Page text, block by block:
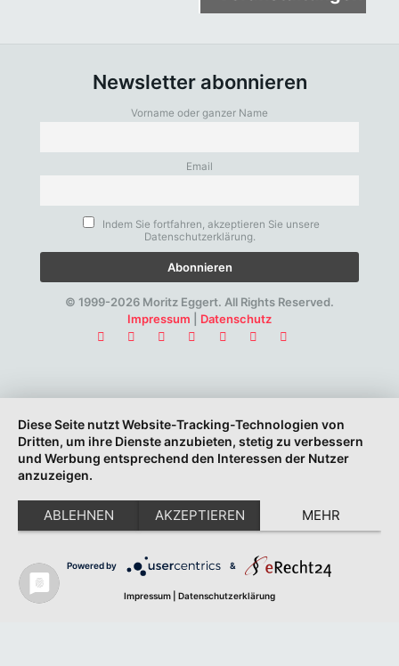
Newsletter abonnieren
Vorname oder ganzer Name
Email
Indem Sie fortfahren, akzeptieren Sie unsere
Datenschutzerklärung.
© 1999-2026 Moritz Eggert. All Rights Reserved.
Impressum
Datenschutz
Diese Seite nutzt Website-Tracking-Technologien von
Dritten, um ihre Dienste anzubieten, stetig zu verbessern
und Werbung entsprechend den Interessen der Nutzer
anzuzeigen.
ABLEHNEN AKZEPTIEREN MEHR
Powered by &
Impressum Datenschutzerklärung